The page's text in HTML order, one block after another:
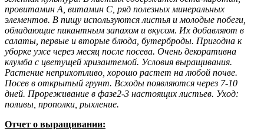
провитамин А, витамин С, ряд полезных минеральных
элементов. В пищу используются листья и молодые побеги,
обладающие пикантным запахом и вкусом. Их добавляют в
салаты, первые и вторые блюда, бутерброды. Пригодна к
уборке уже через месяц после посева. Очень декоративна
клумба с цветущей хризантемой. Условия выращивания.
Растение неприхотливо, хорошо растет на любой почве.
Посев в открытый грунт. Всходы появляются через 7-10
дней. Прореживание в фазе2-3 настоящих листьев. Уход:
поливы, прополки, рыхление.
Отчет о выращивании: